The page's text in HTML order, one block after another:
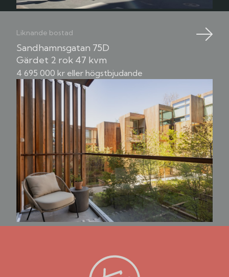
Liknande bostad
Sandhamnsgatan 75D
Gärdet 2 rok 47 kvm
4 695 000 kr eller högstbjudande